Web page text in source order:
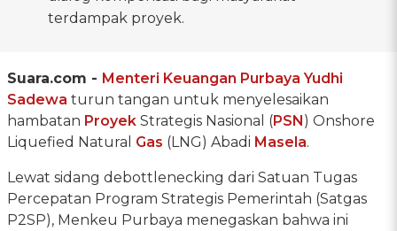
terdampak proyek.
Suara.com - Menteri Keuangan Purbaya Yudhi
Sadewa turun tangan untuk menyelesaikan
hambatan Proyek Strategis Nasional (PSN) Onshore
Liquefied Natural Gas (LNG) Abadi Masela.
Lewat sidang debottlenecking dari Satuan Tugas
Percepatan Program Strategis Pemerintah (Satgas
P2SP), Menkeu Purbaya menegaskan bahwa ini